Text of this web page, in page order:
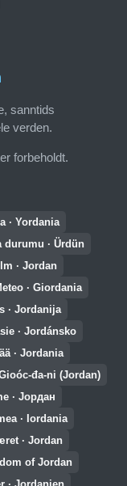
sanntids
verden.
forbeholdt.
· Yordania
durumu · Ürdün
Ilm · Jordan
· Giordania
· Jordanija
· Jordánsko
· Jordania
đa-ni (Jordan)
· Јордан
· Iordania
· Jordan
of Jordan